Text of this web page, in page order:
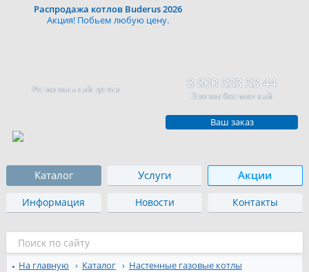
Распродажа котлов Buderus 2026
Акция! Побьем любую цену.
Региональный центр 8 800 333 33 44
Звонок бесплатный
Ваш заказ
Каталог Услуги Акции
Информация Новости Контакты
На главную Каталог Настенные газовые котлы